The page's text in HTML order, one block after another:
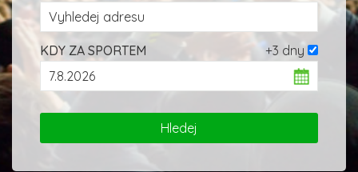
+3 dny
KDY ZA SPORTEM